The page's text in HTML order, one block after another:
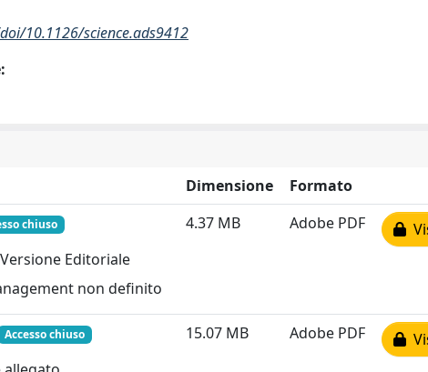
10.1126/science.ads9412
Dimensione
Formato
chiuso
Editoriale
non definito
4.37 MB Adobe PDF
Accesso chiuso 15.07 MB Adobe PDF